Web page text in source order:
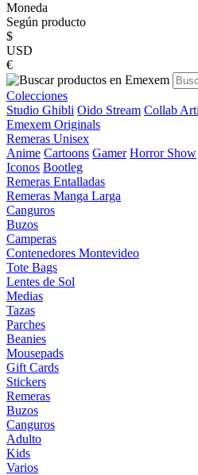
Moneda
Según producto
$
USD
€
Colecciones
Studio Ghibli Oido Stream Collab
Emexem Originals
Remeras Unisex
Anime Cartoons Gamer Horror Show
Iconos Bootleg
Remeras Entalladas
Remeras Manga Larga
Canguros
Buzos
Camperas
Contenedores Montevideo
Tote Bags
Lentes de Sol
Medias
Tazas
Parches
Beanies
Mousepads
Gift Cards
Stickers
Remeras
Buzos
Canguros
Adulto
Kids
Varios